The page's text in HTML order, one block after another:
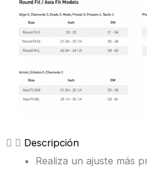
Descripción
Realiza un ajuste más